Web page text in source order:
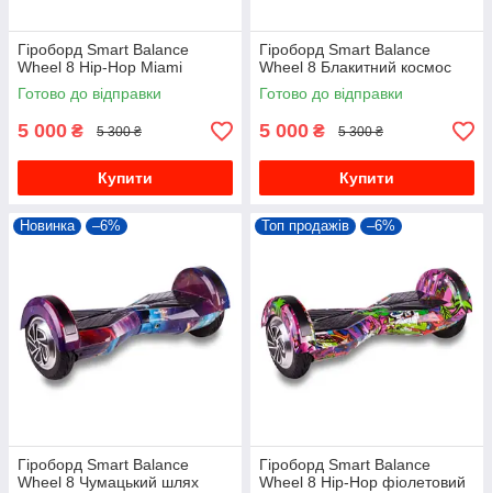
Гіроборд Smart Balance
Wheel 8 Hip-Hop Miami
Готово до відправки
5 000 ₴ 5 300 ₴
Купити
Гіроборд Smart Balance
Wheel 8 Блакитний космос
Готово до відправки
5 000 ₴ 5 300 ₴
Купити
Новинка –6%
Гіроборд Smart Balance
Wheel 8 Чумацький шлях
Топ продажів –6%
Гіроборд Smart Balance
Wheel 8 Hip-Hop фіолетовий